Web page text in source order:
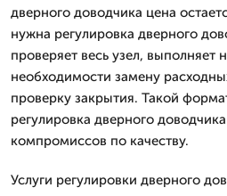
дверного доводчика цена
нужна регулировка дверного
проверяет весь узел, выполняет
необходимости замену
проверку закрытия. Такой
регулировка дверного
компромиссов по качеству.
Услуги регулировки дверного